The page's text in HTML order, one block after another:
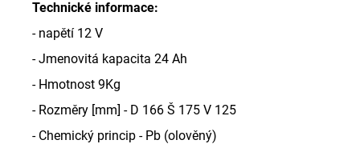
Technické informace:
- napětí 12 V
- Jmenovitá kapacita 24 Ah
- Hmotnost 9Kg
- Rozměry [mm] - D 166 Š 175 V 125
- Chemický princip - Pb (olověný)